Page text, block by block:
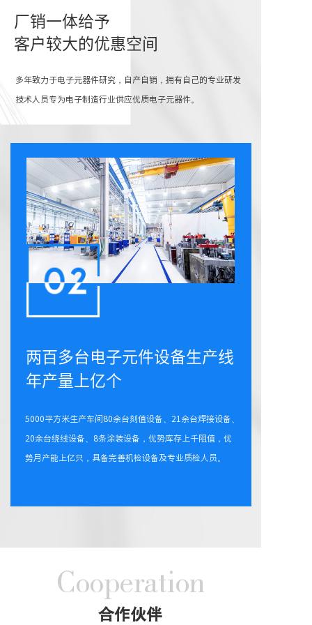
两百多台电子元件设备生产线
年产量上亿个
5000平方米生产车间80余台刻值设备、21余台焊接设备、
20余台绕线设备、8条涂装设备，优势库存上千阻值，优
势月产能上亿只，具备完善机检设备及专业质检人员。
厂销一体给予
客户较大的优惠空间
多年致力于电子元器件研究，自产自销，拥有自己的专业研发
技术人员专为电子制造行业供应优质电子元器件。
Cooperation
合作伙伴